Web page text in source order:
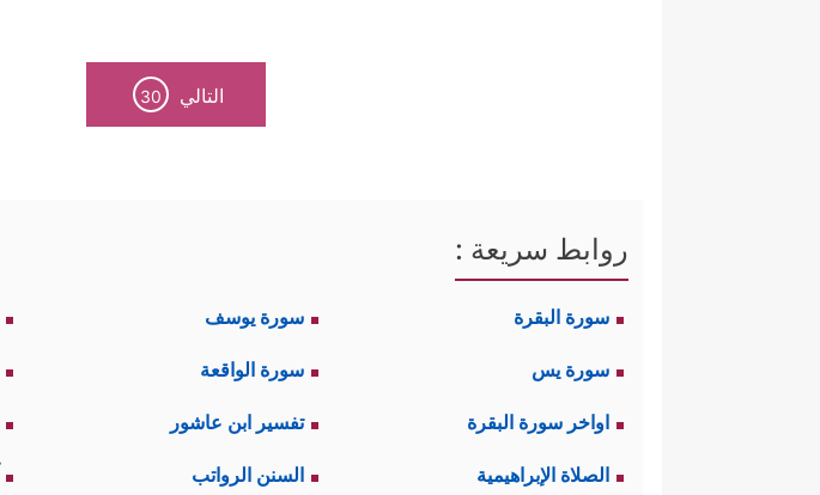
التالي 30
روابط سريعة :
سورة البقرة سورة يوسف
سورة يس سورة الواقعة
اواخر سورة البقرة تفسير ابن عاشور
الصلاة الإبراهيمية السنن الرواتب